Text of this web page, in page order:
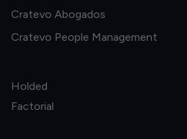
Cratevo Abogados
Cratevo People Management
Holded
Factorial